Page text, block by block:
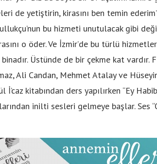
de yetiştirin, kirasını ben temin
bu hizmeti unutulacak gibi
o öder. Ve İzmir’de bu türlü
binadır. Üstünde de bir çekme kat
Ali Candan, Mehmet Atalay ve
İ’caz kitabından ders yapılırken “Ey
inilti sesleri gelmeye başlar. Ses